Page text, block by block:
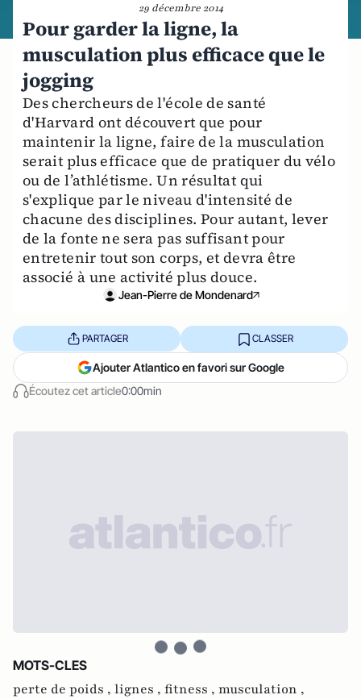
29 décembre 2014
Pour garder la ligne, la
musculation plus efficace que le
jogging
Des chercheurs de l'école de santé
d'Harvard ont découvert que pour
maintenir la ligne, faire de la musculation
serait plus efficace que de pratiquer du vélo
ou de l’athlétisme. Un résultat qui
s'explique par le niveau d'intensité de
chacune des disciplines. Pour autant, lever
de la fonte ne sera pas suffisant pour
entretenir tout son corps, et devra être
associé à une activité plus douce.
Jean-Pierre de Mondenard
Écoutez cet article0:00min
PARTAGER CLASSER
Ajouter Atlantico en favori sur Google
MOTS-CLES
perte de poids , lignes , fitness , musculation ,